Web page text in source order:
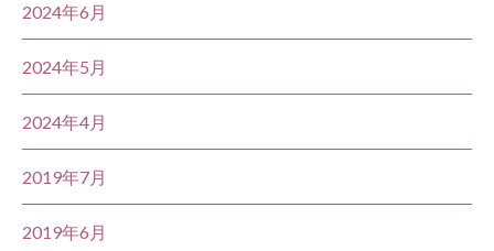
2024年6月
2024年5月
2024年4月
2019年7月
2019年6月